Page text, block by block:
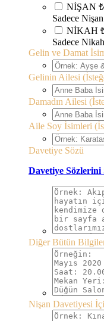
NİŞAN ₺
Sadece
NİKAH
Sadece
Gelin ve Damat
Gelinin Ailesi
Damadın Ailesi
Aile Soy İsimleri
Davetiye Sözü
Davetiye Sözlerini
Diğer Bütün
Nişan Davetiyesi